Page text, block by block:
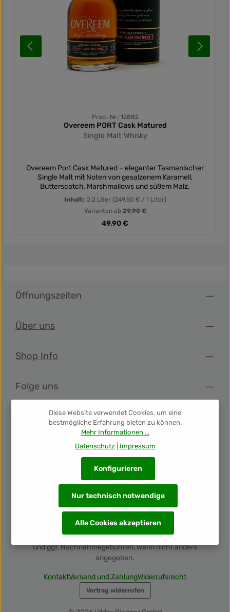
Prod.-Nr.: 12882
Overeem PORT Cask Matured
Single Malt Whisky
Overeem Port Cask Matured – eleganter Tasmanischer
Single Malt mit Noten von gesalzenem Karamell,
Butterscotch, Marshmallows und süßem Malz.
Inhalt: 0.2 Liter (249,50 € / 1 Liter)
Varianten ab29,90 €
Regulärer Preis:
49,90 €
Öffnungszeiten
Über uns
Shop Info
Folge uns
Newsletter
Unsere Auszeichnungen
Alle Preise inkl. gesetzl. Mehrwertsteuer zzgl.Versandkosten
und ggf. Nachnahmegebühren, wenn nicht anders
angegeben.
KontaktVersand und ZahlungWiderrufsrecht
Vertrag widerrufen
Diese Website verwendet Cookies, um eine
bestmögliche Erfahrung bieten zu können.
Mehr Informationen ...
Datenschutz
Impressum
Nur technisch notwendige
Konfigurieren
Alle Cookies akzeptieren